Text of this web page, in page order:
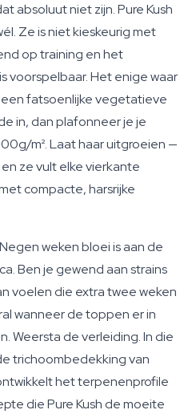
absoluut niet zijn. Pure Kush
Ze is niet kieskeurig met
op training en het
voorspelbaar. Het enige waar
fatsoenlijke vegetatieve
in, dan plafonneer je je
m². Laat haar uitgroeien —
ze vult elke vierkante
compacte, harsrijke
weken bloei is aan de
Ben je gewend aan strains
voelen die extra twee weken
wanneer de toppen er in
Weersta de verleiding. In die
trichoombedekking van
het terpenenprofile
die Pure Kush de moeite